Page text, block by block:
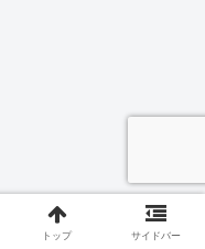
トップ サイドバー